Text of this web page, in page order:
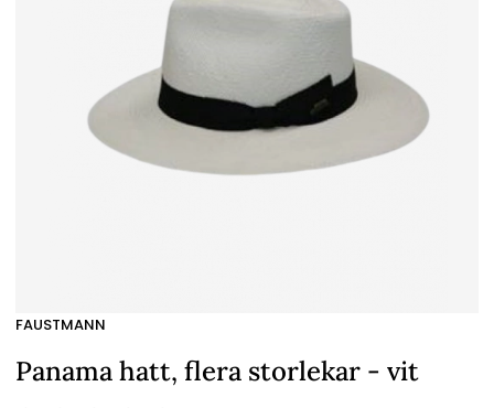
FAUSTMANN
Panama hatt, flera storlekar - vit